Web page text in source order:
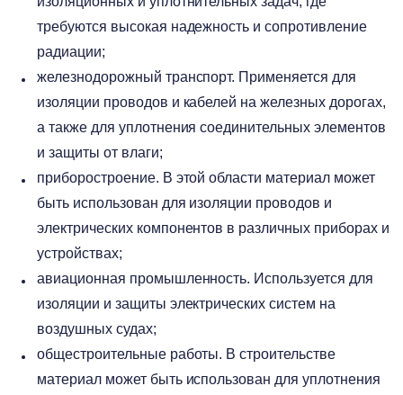
требуются высокая надежность и сопротивление
радиации;
железнодорожный транспорт. Применяется для
изоляции проводов и кабелей на железных дорогах,
а также для уплотнения соединительных элементов
и защиты от влаги;
приборостроение. В этой области материал может
быть использован для изоляции проводов и
электрических компонентов в различных приборах и
устройствах;
авиационная промышленность. Используется для
изоляции и защиты электрических систем на
воздушных судах;
общестроительные работы. В строительстве
материал может быть использован для уплотнения